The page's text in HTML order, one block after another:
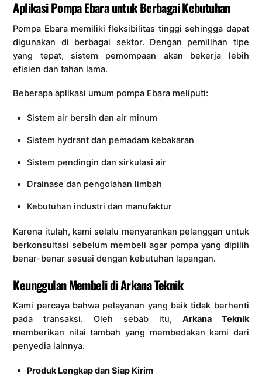
Aplikasi Pompa Ebara untuk Berbagai Kebutuhan
Pompa Ebara memiliki fleksibilitas tinggi sehingga dapat
digunakan di berbagai sektor. Dengan pemilihan tipe
yang tepat, sistem pemompaan akan bekerja lebih
efisien dan tahan lama.
Beberapa aplikasi umum pompa Ebara meliputi:
Sistem air bersih dan air minum
Sistem hydrant dan pemadam kebakaran
Sistem pendingin dan sirkulasi air
Drainase dan pengolahan limbah
Kebutuhan industri dan manufaktur
Karena itulah, kami selalu menyarankan pelanggan untuk
berkonsultasi sebelum membeli agar pompa yang dipilih
benar-benar sesuai dengan kebutuhan lapangan.
Keunggulan Membeli di Arkana Teknik
Kami percaya bahwa pelayanan yang baik tidak berhenti
pada transaksi. Oleh sebab itu, Arkana Teknik
memberikan nilai tambah yang membedakan kami dari
penyedia lainnya.
Produk Lengkap dan Siap Kirim